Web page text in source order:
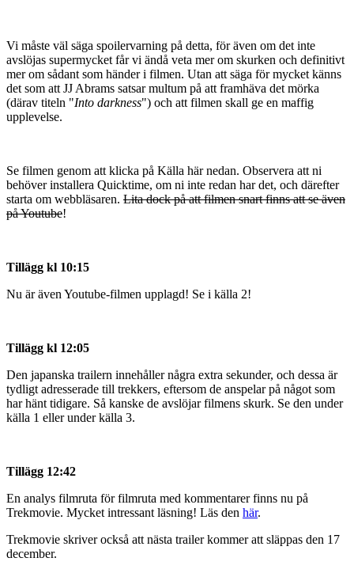
Vi måste väl säga spoilervarning på detta, för även om det inte
avslöjas supermycket får vi ändå veta mer om skurken och definitivt
mer om sådant som händer i filmen. Utan att säga för mycket känns
det som att JJ Abrams satsar multum på att framhäva det mörka
(därav titeln "Into darkness") och att filmen skall ge en maffig
upplevelse.
Se filmen genom att klicka på Källa här nedan. Observera att ni
behöver installera Quicktime, om ni inte redan har det, och därefter
starta om webbläsaren. Lita dock på att filmen snart finns att se även
på Youtube!
Tillägg kl 10:15
Nu är även Youtube-filmen upplagd! Se i källa 2!
Tillägg kl 12:05
Den japanska trailern innehåller några extra sekunder, och dessa är
tydligt adresserade till trekkers, eftersom de anspelar på något som
har hänt tidigare. Så kanske de avslöjar filmens skurk. Se den under
källa 1 eller under källa 3.
Tillägg 12:42
En analys filmruta för filmruta med kommentarer finns nu på
Trekmovie. Mycket intressant läsning! Läs den här.
Trekmovie skriver också att nästa trailer kommer att släppas den 17
december.